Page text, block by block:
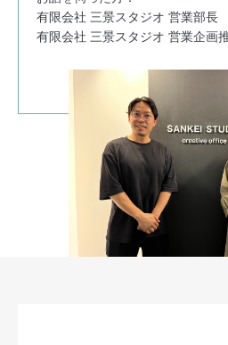
有限会社 三景スタジオ 営業部長
有限会社 三景スタジオ 営業企